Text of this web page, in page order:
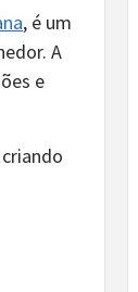
, é um
A
e